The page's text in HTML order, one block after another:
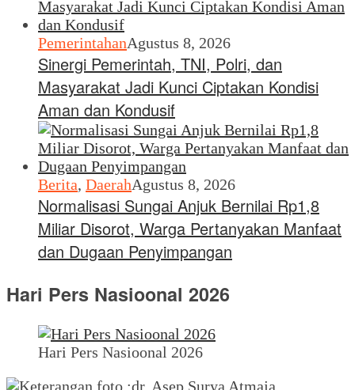
PemerintahanAgustus 8, 2026
Sinergi Pemerintah, TNI, Polri, dan
Masyarakat Jadi Kunci Ciptakan Kondisi
Aman dan Kondusif
Berita, DaerahAgustus 8, 2026
Normalisasi Sungai Anjuk Bernilai Rp1,8
Miliar Disorot, Warga Pertanyakan Manfaat
dan Dugaan Penyimpangan
Hari Pers Nasioonal 2026
Hari Pers Nasioonal 2026